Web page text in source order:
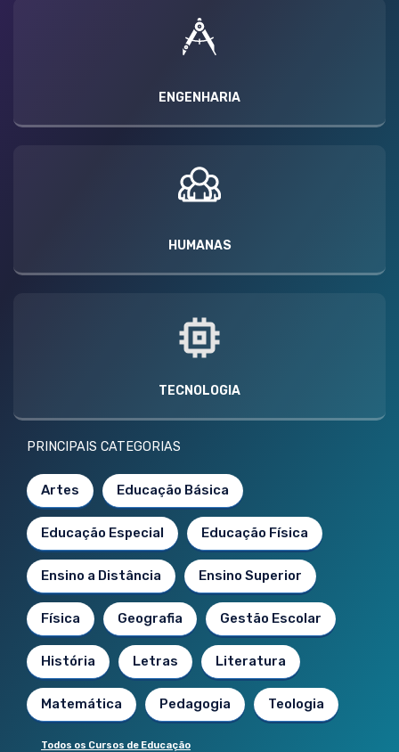
ENGENHARIA
HUMANAS
TECNOLOGIA
PRINCIPAIS CATEGORIAS
Artes Educação Básica
Educação Especial Educação Física
Ensino a Distância Ensino Superior
Física Geografia Gestão Escolar
História Letras Literatura
Matemática Pedagogia Teologia
Todos os Cursos de Educação